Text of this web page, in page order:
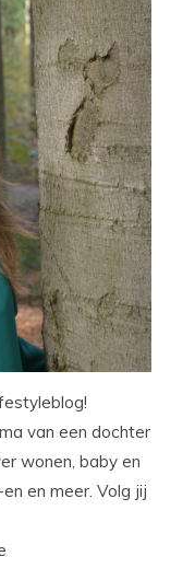
van een dochter
wonen, baby en
en meer. Volg jij